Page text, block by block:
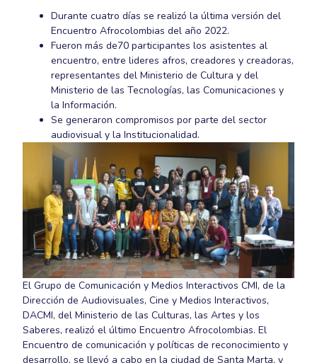
Durante cuatro días se realizó la última versión del
Encuentro Afrocolombias del año 2022.
Fueron más de70 participantes los asistentes al
encuentro, entre lideres afros, creadores y creadoras,
representantes del Ministerio de Cultura y del
Ministerio de las Tecnologías, las Comunicaciones y
la Información.
Se generaron compromisos por parte del sector
audiovisual y la Institucionalidad.
El Grupo de Comunicación y Medios Interactivos CMI, de la
Dirección de Audiovisuales, Cine y Medios Interactivos,
DACMI, del Ministerio de las Culturas, las Artes y los
Saberes, realizó el último Encuentro Afrocolombias. El
Encuentro de comunicación y políticas de reconocimiento y
desarrollo, se llevó a cabo en la ciudad de Santa Marta, y